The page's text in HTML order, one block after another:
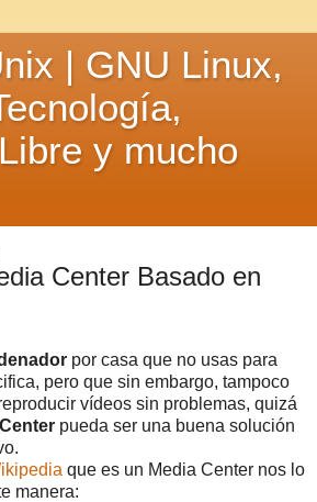
| GNU Linux,
y mucho
Center Basado en
por casa que no usas para
pero que sin embargo, tampoco
vídeos sin problemas, quizá
pueda ser una buena solución
que es un Media Center nos lo
manera: